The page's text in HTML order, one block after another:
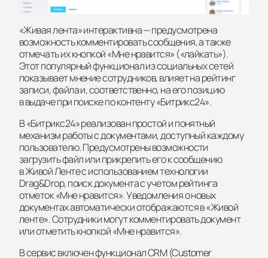
«Живая лента» интерактивна — предусмотрена
возможность комментировать сообщения, а также
отмечать их кнопкой «Мне нравится» («лайкать»).
Этот популярный функционал из социальных сетей
показывает мнение сотрудников, влияет на рейтинг
записи, файла и, соответственно, на его позицию
в выдаче при поиске по контенту «Битрикс24».
В «Битрикс24» реализован простой и понятный
механизм работы с документами, доступный каждому
пользователю. Предусмотрены возможности
загрузить файл или прикрепить его к сообщению
в Живой Ленте с использованием технологии
Drag&Drop, поиск документа с учетом рейтинга
отметок «Мне нравится». Уведомления о новых
документах автоматически отображаются в «Живой
ленте». Сотрудники могут комментировать документ
или отметить кнопкой «Мне нравится».
В сервис включен функционал CRM (Customer